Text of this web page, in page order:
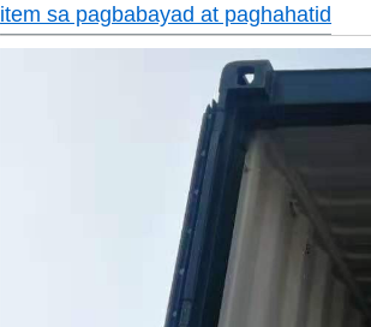
item sa pagbabayad at paghahatid